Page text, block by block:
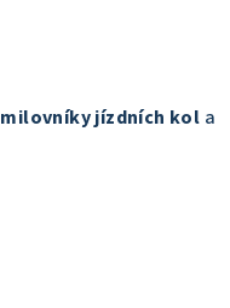
milovníky jízdních kol a